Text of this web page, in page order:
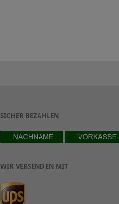
SICHER BEZAHLEN
WIR VERSENDEN MIT